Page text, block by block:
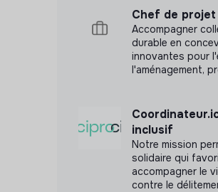
Chef de
Accompagner
durable en
innovantes pour
l'aménagement,
inclusif
Notre mission
solidaire qui
accompagner le
contre le